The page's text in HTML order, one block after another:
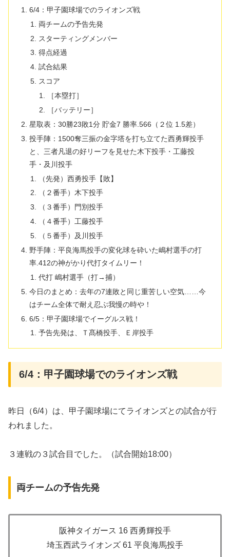
6/4：甲子園球場でのライオンズ戦
両チームの予告先発
スターティングメンバー
得点経過
試合結果
スコア
［本塁打］
［バッテリー］
星取表：30勝23敗1分 貯金7 勝率.566（２位 1.5差）
投手陣：1500奪三振の金字塔を打ち立てた西勇輝投手
と、三者凡退の好リーフを見せた木下投手・工藤投
手・及川投手
（先発）西勇投手【敗】
（２番手）木下投手
（３番手）門別投手
（４番手）工藤投手
（５番手）及川投手
野手陣：平良海馬投手の変化球を砕いた嶋村選手の打
率.412の神がかり代打タイムリー！
代打 嶋村選手（打→捕）
​今日のまとめ：去年の7連敗と同じ重苦しい空気……今
はチーム全体で耐え忍ぶ我慢の時や！
6/5：甲子園球場でイーグルス戦！
予告先発は、Ｔ髙橋投手、Ｅ岸投手
6/4：甲子園球場でのライオンズ戦
昨日（6/4）は、甲子園球場にてライオンズとの試合が行
われました。
３連戦の３試合目でした。（試合開始18:00）
両チームの予告先発
阪神タイガース 16 西勇輝投手
埼玉西武ライオンズ 61 平良海馬投手